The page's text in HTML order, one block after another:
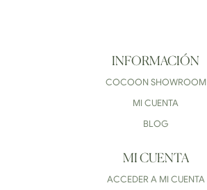
INFORMACIÓN
COCOON SHOWROOM
MI CUENTA
BLOG
MI CUENTA
ACCEDER A MI CUENTA